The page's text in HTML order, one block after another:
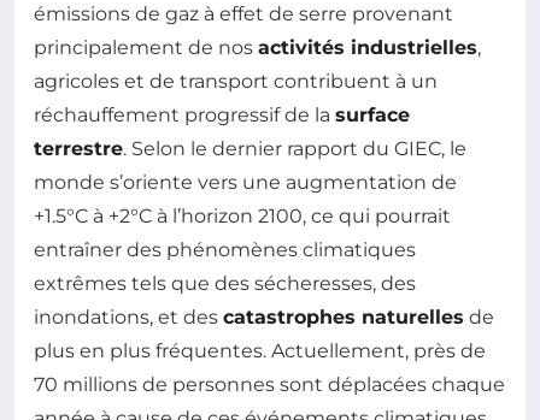
émissions de gaz à effet de serre provenant
principalement de nos activités industrielles,
agricoles et de transport contribuent à un
réchauffement progressif de la surface
terrestre. Selon le dernier rapport du GIEC, le
monde s’oriente vers une augmentation de
+1.5°C à +2°C à l’horizon 2100, ce qui pourrait
entraîner des phénomènes climatiques
extrêmes tels que des sécheresses, des
inondations, et des catastrophes naturelles de
plus en plus fréquentes. Actuellement, près de
70 millions de personnes sont déplacées chaque